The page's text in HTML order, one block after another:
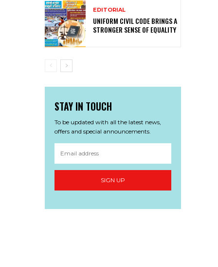
EDITORIAL
UNIFORM CIVIL CODE BRINGS A
STRONGER SENSE OF EQUALITY
STAY IN TOUCH
To be updated with all the latest news,
offers and special announcements.
SIGN UP